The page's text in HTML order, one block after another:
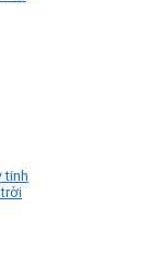
tinh